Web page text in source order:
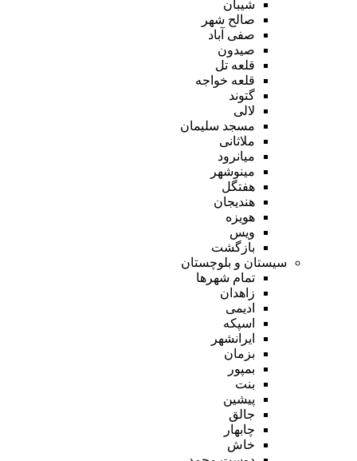
شیبان
صالح شهر
صفی آباد
صیدون
قلعه تل
قلعه خواجه
گتوند
لالی
مسجد سلیمان
ملاثانی
میانرود
مینوشهر
هفتگل
هندیجان
هویزه
ویس
بازگشت
سیستان و بلوچستان
تمام شهر‌ها
زاهدان
ادیمی
اسپکه
ایرانشهر
بزمان
بمپور
بنت
پیشین
جالق
چابهار
خاش